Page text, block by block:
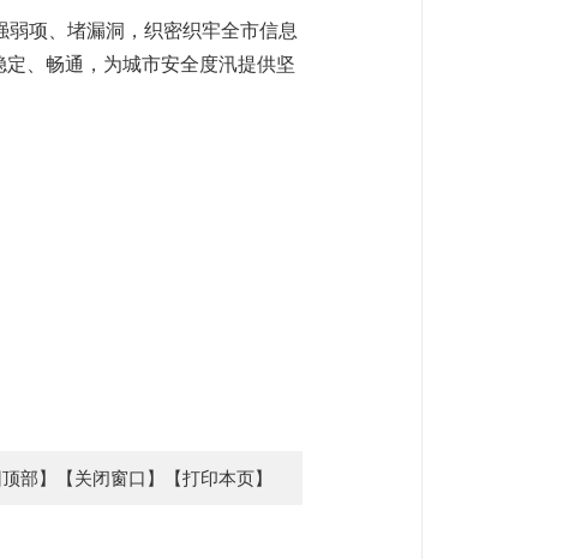
项、堵漏洞，织密织牢全市信息
、畅通，为城市安全度汛提供坚
部】 【关闭窗口】 【打印本页】